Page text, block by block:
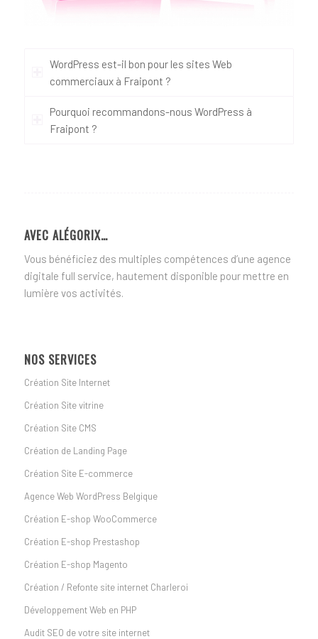
WordPress est-il bon pour les sites Web
commerciaux à Fraipont ?
Pourquoi recommandons-nous WordPress à
Fraipont ?
AVEC ALÉGORIX…
Vous bénéficiez des multiples compétences d’une agence
digitale full service, hautement disponible pour mettre en
lumière vos activités.
NOS SERVICES
Création Site Internet
Création Site vitrine
Création Site CMS
Création de Landing Page
Création Site E-commerce
Agence Web WordPress Belgique
Création E-shop WooCommerce
Création E-shop Prestashop
Création E-shop Magento
Création / Refonte site internet Charleroi
Développement Web en PHP
Audit SEO de votre site internet